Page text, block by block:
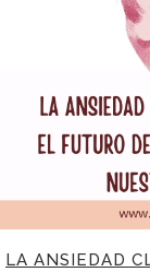
LA ANSIEDAD